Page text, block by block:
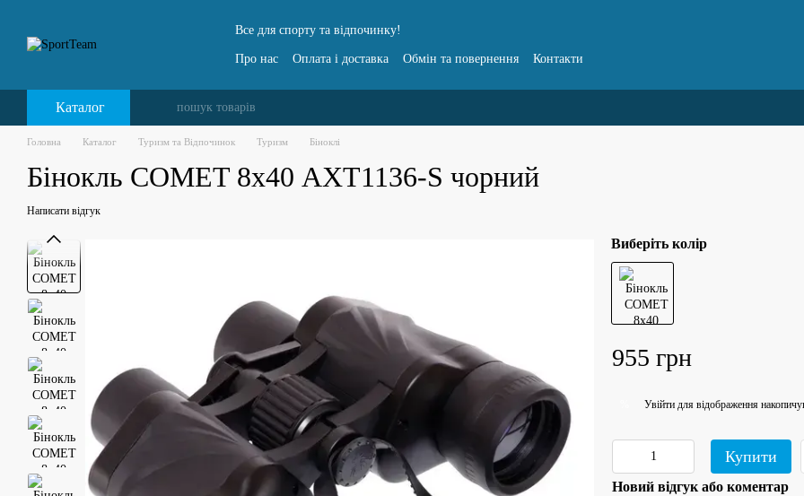
Все для спорту та відпочинку!
Про нас Оплата і доставка Обмін та повернення Контакти
Каталог
Головна Каталог Туризм та Відпочинок Туризм Біноклі
Бінокль COMET 8х40 AXT1136-S чорний
Написати відгук
Виберіть колір
955 грн
Увійти для відображення
Купити
Новий відгук або коментар